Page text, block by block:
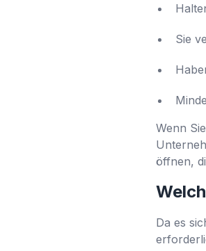
Sie
Wenn
öffnen,
Da es